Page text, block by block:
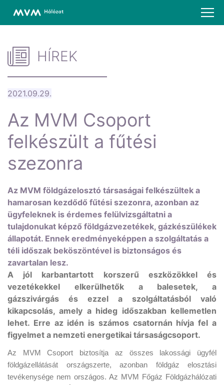
HÍREK
2021.09.29.
Az MVM Csoport
felkészült a fűtési
szezonra
Az MVM földgázelosztó társaságai felkészültek a
hamarosan kezdődő fűtési szezonra, azonban az
ügyfeleknek is érdemes felülvizsgáltatni a
tulajdonukat képző földgázvezetékek, gázkészülékek
állapotát. Ennek eredményeképpen a szolgáltatás a
téli időszak beköszöntével is biztonságos és
zavartalan lesz.
A jól karbantartott korszerű eszközökkel és
vezetékekkel elkerülhetők a balesetek, a
gázszivárgás és ezzel a szolgáltatásból való
kikapcsolás, amely a hideg időszakban kellemetlen
lehet. Erre az idén is számos csatornán hívja fel a
figyelmet a nemzeti energetikai társaságcsoport.
Az MVM Csoport biztosítja az összes lakossági ügyfél
földgázellátását országszerte, azonban földgáz elosztási
tevékenysége nem országos. Az MVM Főgáz Földgázhálózati